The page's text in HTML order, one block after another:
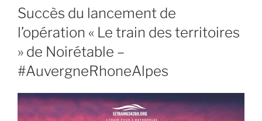
LE
Succès du lancement de
l’opération « Le train des territoires
» de Noirétable –
#AuvergneRhoneAlpes